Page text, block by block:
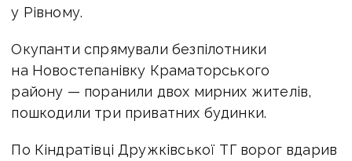
у Рівному.
Окупанти спрямували безпілотники
на Новостепанівку Краматорського
району — поранили двох мирних жителів,
пошкодили три приватних будинки.
По Кіндратівці Дружківської ТГ ворог вдарив